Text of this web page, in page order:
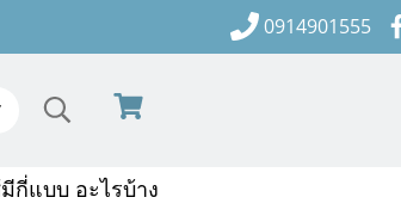
0914901555
กี่แบบ อะไรบ้าง